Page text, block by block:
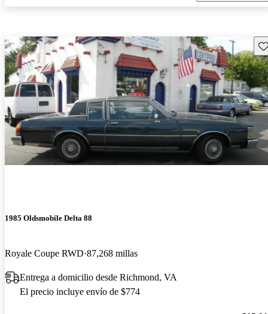
1985 Oldsmobile Delta 88
Royale Coupe RWD 87,268 millas
Entrega a domicilio desde Richmond, VA
El precio incluye envío de $774